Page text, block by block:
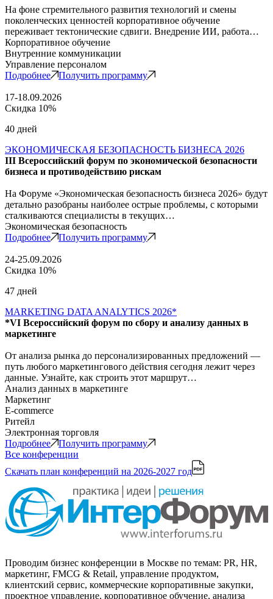
На фоне стремительного развития технологий и смены
поколенческих ценностей корпоративное обучение
переживает тектонические сдвиги. Внедрение ИИ, работа…
Корпоративное обучение
Внутренние коммуникации
Управление персоналом
Подробнее
Получить программу
17-18.09.2026
Скидка 10%
40 дней
ЭКОНОМИЧЕСКАЯ БЕЗОПАСНОСТЬ БИЗНЕСА 2026
III Всероссийский форум по экономической безопасности
бизнеса и противодействию рискам
На Форуме «Экономическая безопасность бизнеса 2026» будут
детально разобраны наиболее острые проблемы, с которыми
сталкиваются специалисты в текущих…
Экономическая безопасность
Подробнее
Получить программу
24-25.09.2026
Скидка 10%
47 дней
MARKETING DATA ANALYTICS 2026*
*VI Всероссийский форум по сбору и анализу данных в
маркетинге
От анализа рынка до персонализированных предложений —
путь любого маркетингового действия сегодня лежит через
данные. Узнайте, как строить этот маршрут…
Анализ данных в маркетинге
Маркетинг
E-commerce
Ритейл
Электронная торговля
Подробнее
Получить программу
Все конференции
Скачать план конференций на 2026-2027 год
Проводим бизнес конференции в Москве по темам: PR, HR,
маркетинг, FMCG & Retail, управление продуктом,
клиентский сервис, коммерческие корпоративные закупки,
проектное управление, корпоративное обучение, анализа